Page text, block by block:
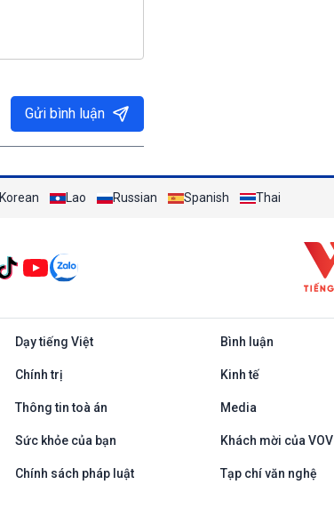
Gửi bình luận
Korean Lao Russian Spanish Thai
Dạy tiếng Việt Bình luận
Chính trị Kinh tế
Thông tin toà án Media
Sức khỏe của bạn Khách mời của VOV
Chính sách pháp luật Tạp chí văn nghệ